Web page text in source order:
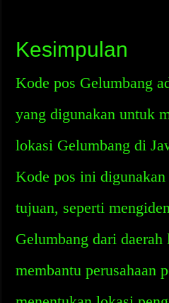
Kesimpulan
Kode pos Gelumbang
yang digunakan untuk
lokasi Gelumbang di
Kode pos ini
tujuan, seperti
Gelumbang dari
membantu perusahaan